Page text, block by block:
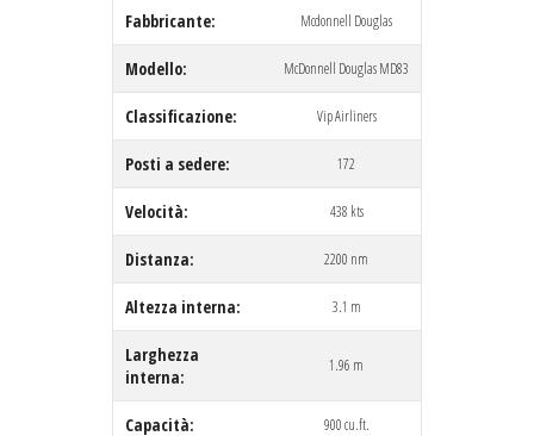
Fabbricante: Mcdonnell Douglas
Modello: McDonnell Douglas MD83
Classificazione: Vip Airliners
Posti a sedere: 172
Velocità: 438 kts
Distanza: 2200 nm
Altezza interna: 3.1 m
Larghezza
interna:
1.96 m
Capacità: 900 cu.ft.